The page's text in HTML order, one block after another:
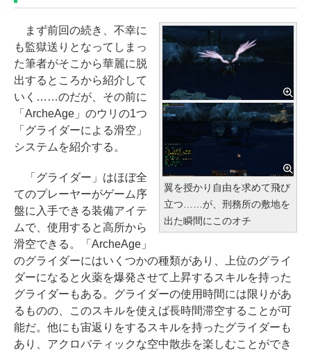
翼を授かり自由を求めて飛び
立つ……が、刑務所の敷地を
出た瞬間にこのオチ
まず前回の続き、不幸に
も監獄送りとなってしまっ
た筆者がそこから華麗に脱
出するところから紹介して
いく……のだが、その前に
「ArcheAge」のウリの1つ
「グライダーによる滑空」
システムを紹介する。
「グライダー」はほぼ全
てのプレーヤーがゲーム序
盤に入手できる装備アイテ
ムで、使用すると高所から
滑空できる。「ArcheAge」
のグライダーにはいくつかの種類があり、上位のグライ
ダーになると火薬を爆発させて上昇するスキルを持った
グライダーもある。グライダーの使用時間には限りがあ
るものの、このスキルを使えば長時間滞空することが可
能だ。他にも宙返りをするスキルを持ったグライダーも
あり、アクロバティックな空中散歩を楽しむことができ